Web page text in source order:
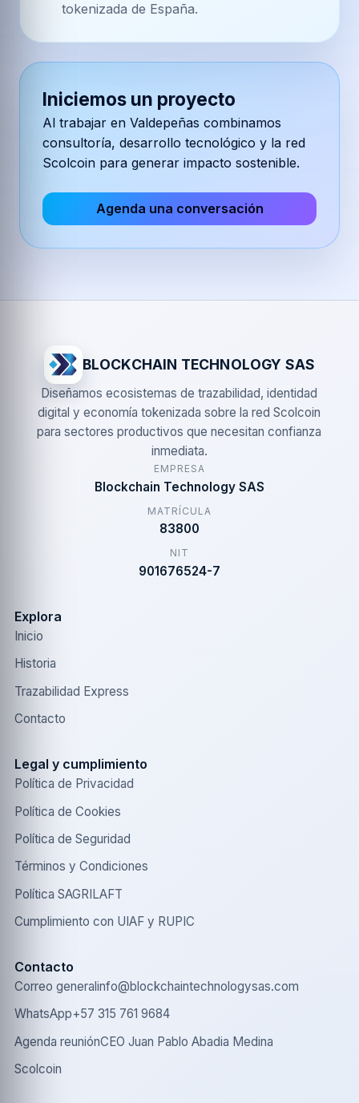
tokenizada de España.
Iniciemos un proyecto
Al trabajar en Valdepeñas combinamos
consultoría, desarrollo tecnológico y la red
Scolcoin para generar impacto sostenible.
Agenda una conversación
BLOCKCHAIN TECHNOLOGY SAS
Diseñamos ecosistemas de trazabilidad, identidad
digital y economía tokenizada sobre la red Scolcoin
para sectores productivos que necesitan confianza
inmediata.
EMPRESA
Blockchain Technology SAS
MATRÍCULA
83800
NIT
901676524-7
Explora
Inicio
Historia
Trazabilidad Express
Contacto
Legal y cumplimiento
Política de Privacidad
Política de Cookies
Política de Seguridad
Términos y Condiciones
Política SAGRILAFT
Cumplimiento con UIAF y RUPIC
Contacto
Correo generalinfo@blockchaintechnologysas.com
WhatsApp+57 315 761 9684
Agenda reuniónCEO Juan Pablo Abadia Medina
Scolcoin